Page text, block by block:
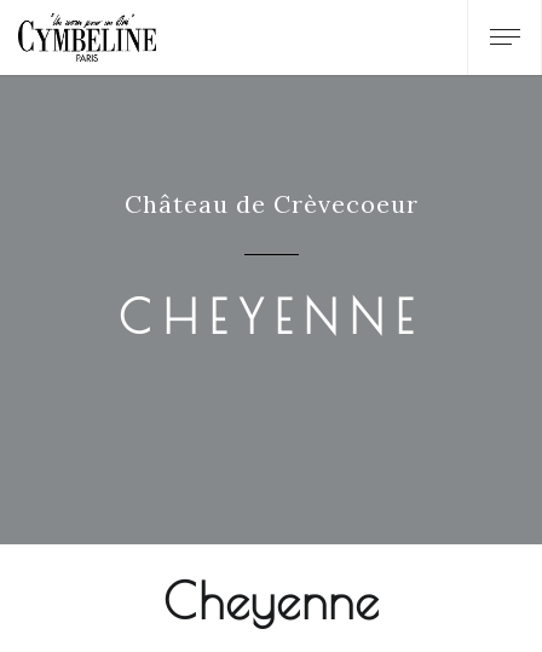
Château de Crèvecoeur
CHEYENNE
Cheyenne